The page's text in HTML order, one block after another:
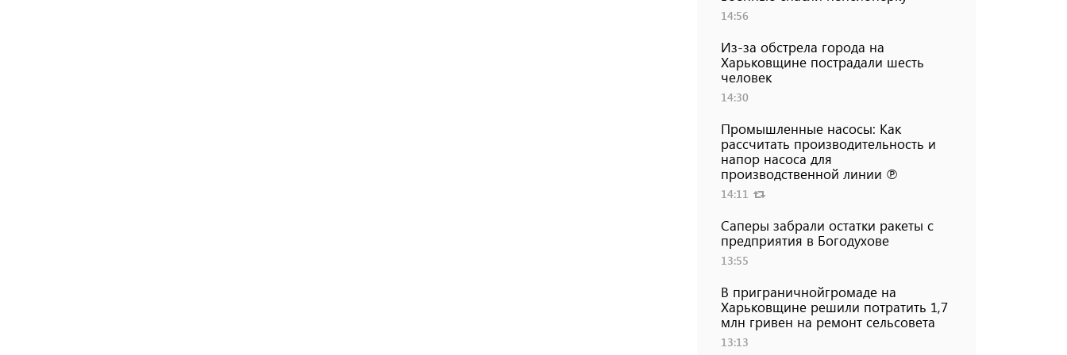
14:56
Из-за обстрела города на
Харьковщине пострадали шесть
человек
14:30
Промышленные насосы: Как
рассчитать производительность и
напор насоса для
производственной линии ℗
14:11
Саперы забрали остатки ракеты с
предприятия в Богодухове
13:55
В приграничнойгромаде на
Харьковщине решили потратить 1,7
млн ​​гривен на ремонт сельсовета
13:13